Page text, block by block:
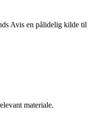
Avis en pålidelig kilde til
materiale.